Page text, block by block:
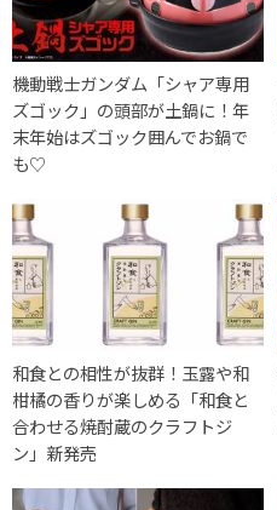
機動戦士ガンダム「シャア専用
ズゴック」の頭部が土鍋に！年
末年始はズゴック囲んでお鍋で
も♡
和食との相性が抜群！玉露や和
柑橘の香りが楽しめる「和食と
合わせる焼酎蔵のクラフトジ
ン」新発売